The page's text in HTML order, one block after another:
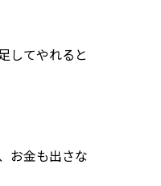
してやれると
お金も出さな